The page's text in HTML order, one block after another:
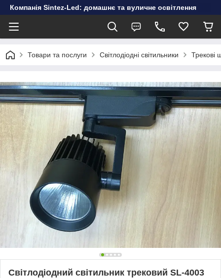
Компанія Sintez-Led: домашнє та вуличне освітлення
Товари та послуги Світлодіодні світильники Трекові
Світлодіодний світильник трековий SL-4003